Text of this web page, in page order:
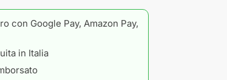
con Google Pay, Amazon Pay,
in Italia